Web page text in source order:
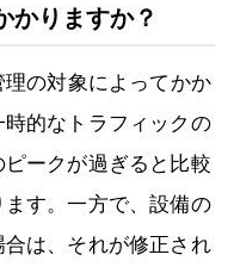
かりますか？
の対象によってかか
的なトラフィックの
ークが過ぎると比較
す。一方で、設備の
は、それが修正され